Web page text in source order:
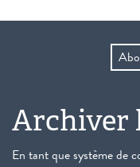
Archiver
En tant que système de